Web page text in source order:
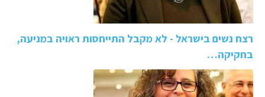
רצח נשים בישראל - לא מקבל התייחסות ראויה במניעה,
בחקיקה…